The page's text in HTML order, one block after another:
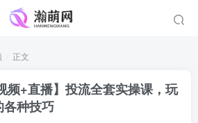
正文
频+直播】投流全套实操课，玩
各种技巧